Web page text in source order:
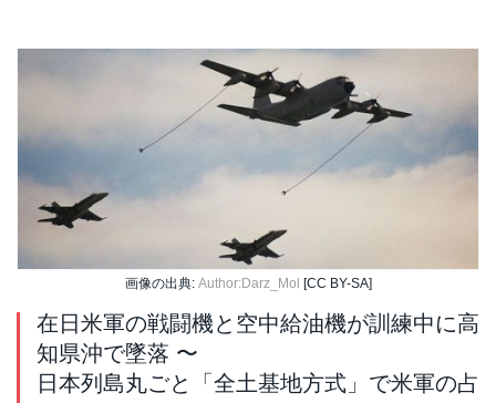
画像の出典: Author:Darz_Mol [CC BY-SA]
在日米軍の戦闘機と空中給油機が訓練中に高
知県沖で墜落 〜
日本列島丸ごと「全土基地方式」で米軍の占